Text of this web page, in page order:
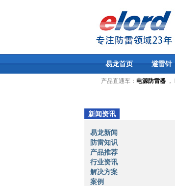
易龙首页 避雷针
产品直通车： 电源防雷器 ，
新闻资讯
易龙新闻
防雷知识
产品推荐
行业资讯
解决方案
案例